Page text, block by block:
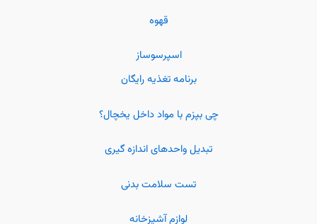
قهوه
اسپرسوساز
برنامه تغذیه رایگان
چی بپزم با مواد داخل یخچال؟
تبدیل واحدهای اندازه گیری
تست سلامت بدنی
لوازم آشپزخانه